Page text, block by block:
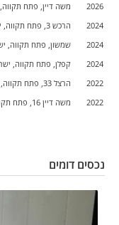
2026
משה דיין, פתח
2024
הרכש 3, פתח תקווה, ישראל
2024
שמשון, פתח תקווה,
2024
קפלן, פתח תקווה,
2022
הרצל 33, פתח תקווה, ישראל
2022
משה דיין 16, פתח תקווה, ישראל
נכסים דומים